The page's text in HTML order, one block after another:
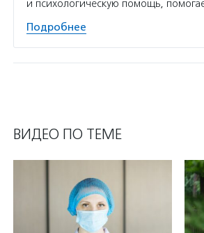
и психологическую помощь,
Подробнее
ВИДЕО ПО ТЕМЕ